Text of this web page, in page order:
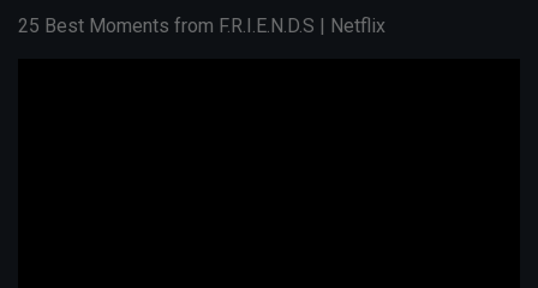
25 Best Moments from F.R.I.E.N.D.S | Netflix